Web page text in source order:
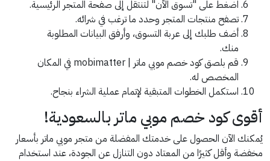
اضغط على "تسوق الآن" لتنتقل إلى صفحة المتجر الرئيسية.
تصفح منتجات المتجر وحدد ما ترغب في شرائه.
أضف طلبك إلى عربة التسوق، وأرفق البيانات المطلوبة
منك.
قم بلصق كود خصم موبي ماتر | mobimatter في المكان
المخصص له.
استكمل الخطوات المتبقية لإتمام عملية الشراء بنجاح.
أقوى كود خصم موبي ماتر بالسعودية!
يُمكنك الآن الحصول على خدمتك المفضلة من متجر موبي ماتر بأسعار
مخفضة وأقل كثيرًا من المعتاد دون التنازل عن الجودة، عند استخدام